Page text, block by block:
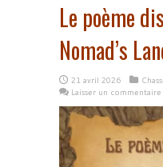
Le poème
Nomad’s
21 avril 2026
Laisser un commentaire